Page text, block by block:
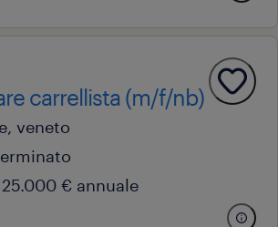
carrellista (m/f/nb)
veneto
€ annuale